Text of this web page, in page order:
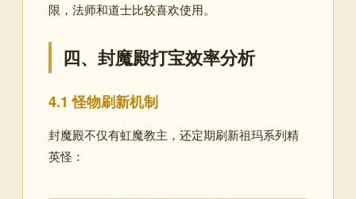
限，法师和道士比较喜欢使用。
四、封魔殿打宝效率分析
4.1 怪物刷新机制
封魔殿不仅有虹魔教主，还定期刷新祖玛系列精
英怪：